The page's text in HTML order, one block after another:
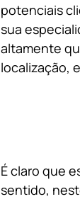
potenciais
sua
altamente
localização,
É claro que
sentido,